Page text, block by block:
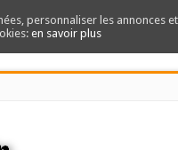
personnaliser les
en savoir plus